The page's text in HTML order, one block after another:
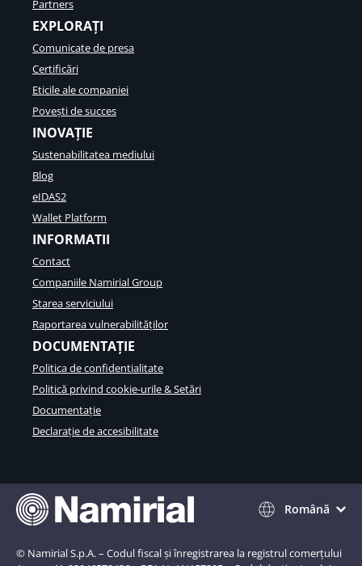
Partners
EXPLORAȚI
Comunicate de presa
Certificări
Eticile ale companiei
Povești de succes
INOVAȚIE
Sustenabilitatea mediului
Blog
eIDAS2
Wallet Platform
INFORMATII
Contact
Companiile Namirial Group
Starea serviciului
Raportarea vulnerabilităților
DOCUMENTAȚIE
Politica de confidentialitate
Politică privind cookie-urile & Setări
Documentație
Declarație de accesibilitate
Română
© Namirial S.p.A. – Codul fiscal și înregistrarea la registrul comerțului